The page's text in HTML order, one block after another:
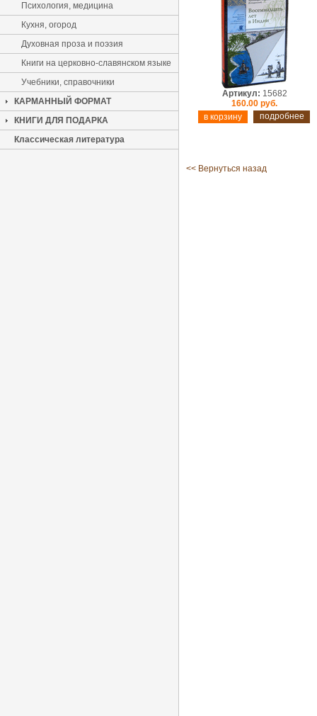
Психология, медицина
Кухня, огород
Духовная проза и поэзия
Книги на церковно-славянском языке
Учебники, справочники
КАРМАННЫЙ ФОРМАТ
КНИГИ ДЛЯ ПОДАРКА
Классическая литература
Артикул: 15682
160.00 руб.
подробнее
<< Вернуться назад